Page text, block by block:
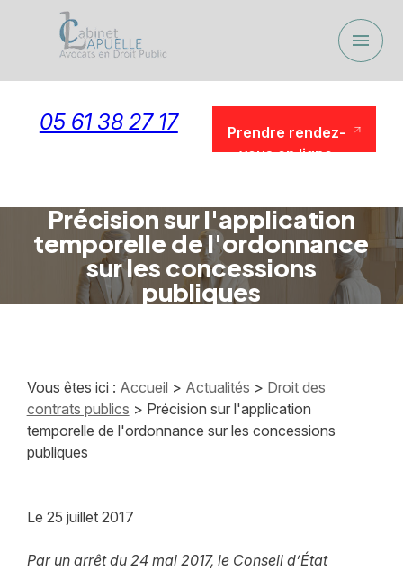
menu
05 61 38 27 17
Prendre rendez-
vous en ligne
Précision sur l'application
temporelle de l'ordonnance
sur les concessions
publiques
Vous êtes ici : Accueil > Actualités > Droit des
contrats publics > Précision sur l'application
temporelle de l'ordonnance sur les concessions
publiques
Le 25 juillet 2017
Par un arrêt du 24 mai 2017, le Conseil d’État
Panneau de gestion des cookies